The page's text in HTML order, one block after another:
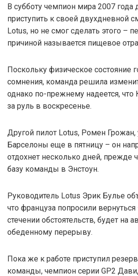
В субботу чемпион мира 2007
приступить к своей двухдневной
Lotus, но не смог сделать этого –
причиной называется пищевое
Поскольку физическое состояние
сомнения, команда решила
однако по-прежнему надеется,
за руль в воскресенье.
Другой пилот Lotus, Ромен Грожан,
Барселоны еще в пятницу – он
отдохнет несколько дней, прежде
базу команды в Энстоун.
Руководитель Lotus Эрик Булье
что француза попросили
стечении обстоятельств, будет на
обеденному перерыву.
Пока же к работе приступил
команды, чемпион серии GP2